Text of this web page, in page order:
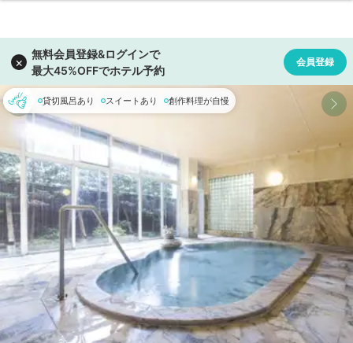
貸切風呂あり スイートあり 創作料理が自慢